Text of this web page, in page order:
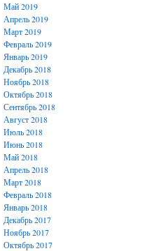
Май 2019
Апрель 2019
Март 2019
Февраль 2019
Январь 2019
Декабрь 2018
Ноябрь 2018
Октябрь 2018
Сентябрь 2018
Август 2018
Июль 2018
Июнь 2018
Май 2018
Апрель 2018
Март 2018
Февраль 2018
Январь 2018
Декабрь 2017
Ноябрь 2017
Октябрь 2017